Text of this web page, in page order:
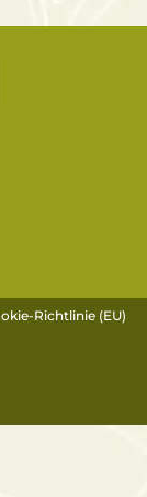
Richtlinie (EU)